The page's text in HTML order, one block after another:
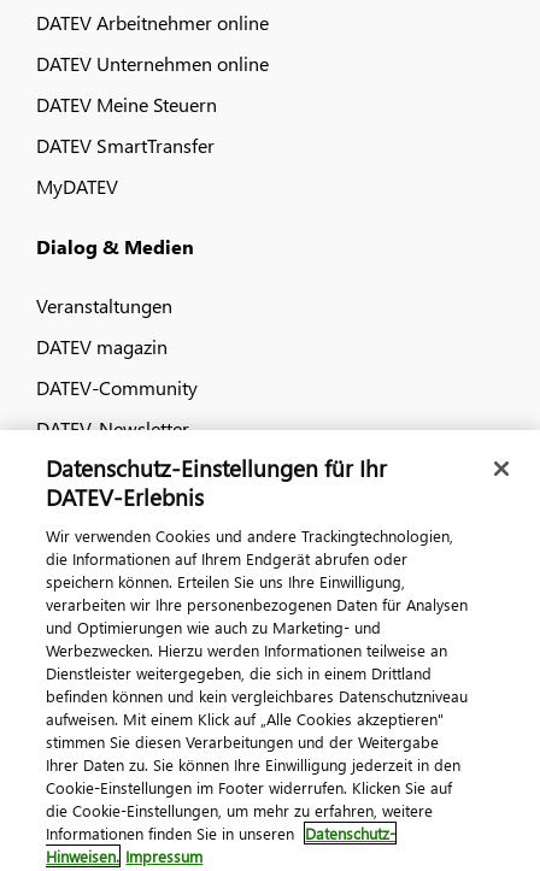
DATEV Arbeitnehmer online
DATEV Unternehmen online
DATEV Meine Steuern
DATEV SmartTransfer
MyDATEV
Dialog & Medien
Veranstaltungen
DATEV magazin
DATEV-Community
DATEV-Newsletter
Kontaktieren Sie uns
© 2026 DATEV eG
ImpressumDatenschutzAGB Kontakt
Cookie-Einstellungen
Datenschutz-Einstellungen für Ihr
DATEV-Erlebnis
Wir verwenden Cookies und andere Trackingtechnologien,
die Informationen auf Ihrem Endgerät abrufen oder
speichern können. Erteilen Sie uns Ihre Einwilligung,
verarbeiten wir Ihre personenbezogenen Daten für Analysen
und Optimierungen wie auch zu Marketing- und
Werbezwecken. Hierzu werden Informationen teilweise an
Dienstleister weitergegeben, die sich in einem Drittland
befinden können und kein vergleichbares Datenschutzniveau
aufweisen. Mit einem Klick auf „Alle Cookies akzeptieren"
stimmen Sie diesen Verarbeitungen und der Weitergabe
Ihrer Daten zu. Sie können Ihre Einwilligung jederzeit in den
Cookie-Einstellungen im Footer widerrufen. Klicken Sie auf
die Cookie-Einstellungen, um mehr zu erfahren, weitere
Informationen finden Sie in unseren Datenschutz-
Hinweisen. Impressum